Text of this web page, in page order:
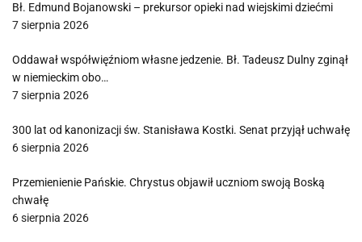
Bł. Edmund Bojanowski – prekursor opieki nad wiejskimi dziećmi
7 sierpnia 2026
Oddawał współwięźniom własne jedzenie. Bł. Tadeusz Dulny zginął
w niemieckim obo…
7 sierpnia 2026
300 lat od kanonizacji św. Stanisława Kostki. Senat przyjął uchwałę
6 sierpnia 2026
Przemienienie Pańskie. Chrystus objawił uczniom swoją Boską
chwałę
6 sierpnia 2026